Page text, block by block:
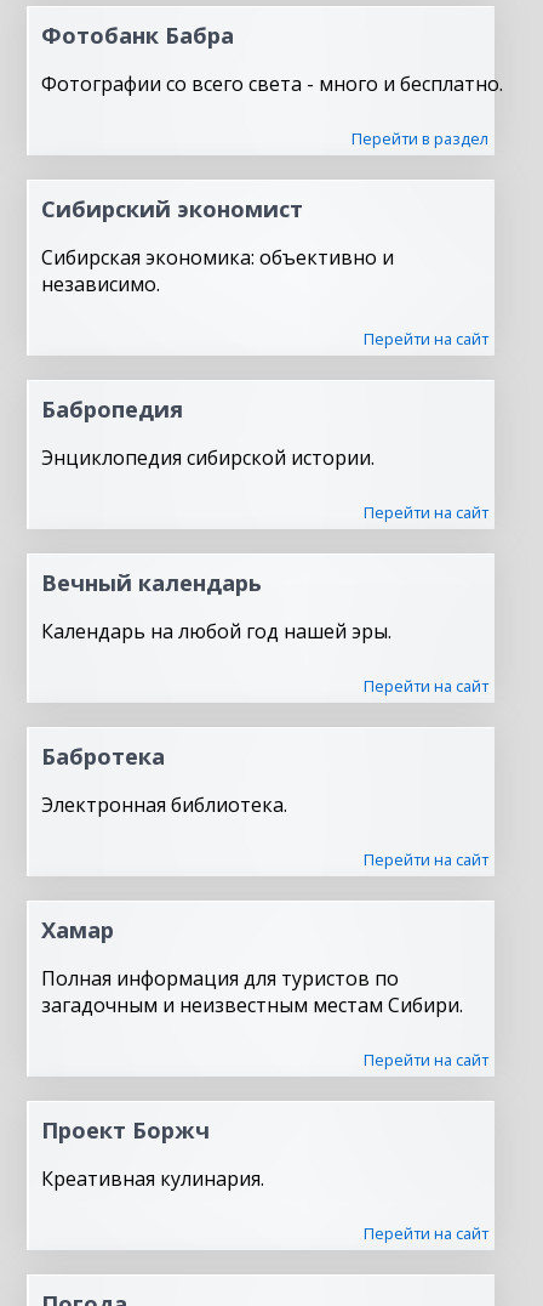
Фотобанк Бабра
Фотографии со всего света - много и бесплатно.
Перейти в раздел
Сибирский экономист
Сибирская экономика: объективно и
независимо.
Перейти на сайт
Бабропедия
Энциклопедия сибирской истории.
Перейти на сайт
Вечный календарь
Календарь на любой год нашей эры.
Перейти на сайт
Бабротека
Электронная библиотека.
Перейти на сайт
Хамар
Полная информация для туристов по
загадочным и неизвестным местам Сибири.
Перейти на сайт
Проект Боржч
Креативная кулинария.
Перейти на сайт